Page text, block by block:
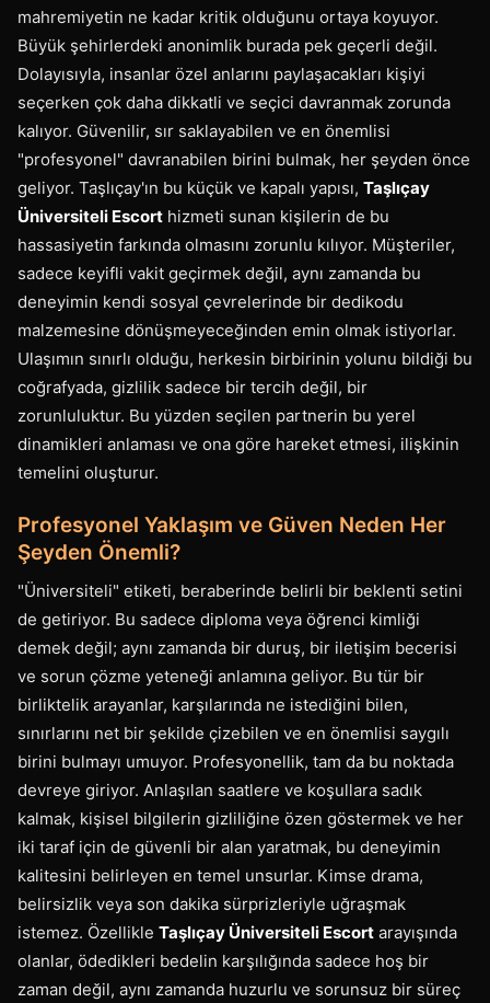
mahremiyetin ne kadar kritik olduğunu ortaya koyuyor.
Büyük şehirlerdeki anonimlik burada pek geçerli değil.
Dolayısıyla, insanlar özel anlarını paylaşacakları kişiyi
seçerken çok daha dikkatli ve seçici davranmak zorunda
kalıyor. Güvenilir, sır saklayabilen ve en önemlisi
"profesyonel" davranabilen birini bulmak, her şeyden önce
geliyor. Taşlıçay'ın bu küçük ve kapalı yapısı, Taşlıçay
Üniversiteli Escort hizmeti sunan kişilerin de bu
hassasiyetin farkında olmasını zorunlu kılıyor. Müşteriler,
sadece keyifli vakit geçirmek değil, aynı zamanda bu
deneyimin kendi sosyal çevrelerinde bir dedikodu
malzemesine dönüşmeyeceğinden emin olmak istiyorlar.
Ulaşımın sınırlı olduğu, herkesin birbirinin yolunu bildiği bu
coğrafyada, gizlilik sadece bir tercih değil, bir
zorunluluktur. Bu yüzden seçilen partnerin bu yerel
dinamikleri anlaması ve ona göre hareket etmesi, ilişkinin
temelini oluşturur.
Profesyonel Yaklaşım ve Güven Neden Her
Şeyden Önemli?
"Üniversiteli" etiketi, beraberinde belirli bir beklenti setini
de getiriyor. Bu sadece diploma veya öğrenci kimliği
demek değil; aynı zamanda bir duruş, bir iletişim becerisi
ve sorun çözme yeteneği anlamına geliyor. Bu tür bir
birliktelik arayanlar, karşılarında ne istediğini bilen,
sınırlarını net bir şekilde çizebilen ve en önemlisi saygılı
birini bulmayı umuyor. Profesyonellik, tam da bu noktada
devreye giriyor. Anlaşılan saatlere ve koşullara sadık
kalmak, kişisel bilgilerin gizliliğine özen göstermek ve her
iki taraf için de güvenli bir alan yaratmak, bu deneyimin
kalitesini belirleyen en temel unsurlar. Kimse drama,
belirsizlik veya son dakika sürprizleriyle uğraşmak
istemez. Özellikle Taşlıçay Üniversiteli Escort arayışında
olanlar, ödedikleri bedelin karşılığında sadece hoş bir
zaman değil, aynı zamanda huzurlu ve sorunsuz bir süreç